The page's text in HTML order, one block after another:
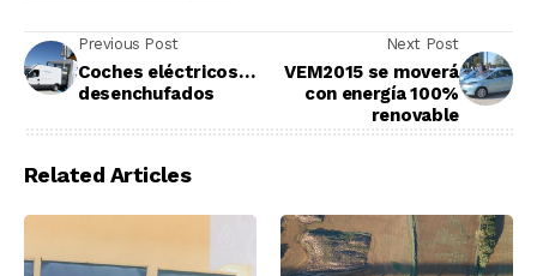
Previous Post
Coches eléctricos…
desenchufados
Next Post
VEM2015 se moverá
con energía 100%
renovable
Related Articles